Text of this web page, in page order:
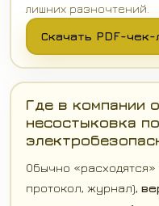
лишних разночтений.
Скачать PDF-чек-
Где в компании
несостыковка по
Обычно «расходятся»
протокол, журнал),